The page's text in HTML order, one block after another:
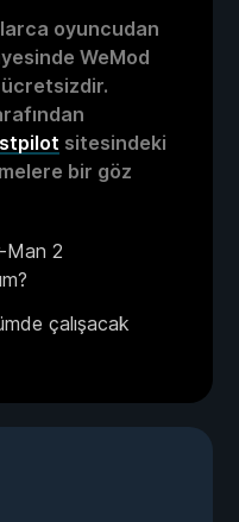
oyuncudan
WeMod
sitesindeki
bir göz
Man 2
çalışacak